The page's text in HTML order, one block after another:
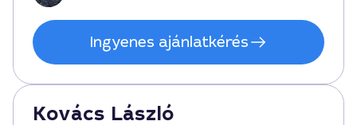
Ingyenes ajánlatkérés
Kovács László